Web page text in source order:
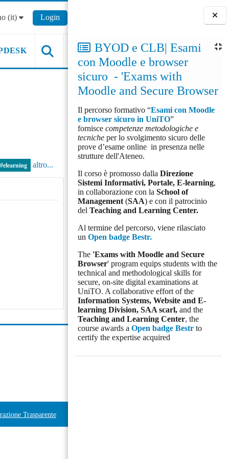
Blocchi
BYOD e CLB| Esami
con Moodle e browser
sicuro - 'Exams with
Moodle and Secure Browser
Il percorso formativo “Esami con Moodle
e browser sicuro in UniTO”
forniscecompetenze metodologiche e
tecniche per lo svolgimento sicuro delle
prove d’esame online in presenza nelle
strutture dell'Ateneo.
Il corso è promosso dallaDirezione
Sistemi Informativi, Portale, E-learning,
in collaborazione con laSchool of
Management (SAA) e con il patrocinio
delTeaching and Learning Center.
Al termine del percorso, viene rilasciato
unOpen badge Bestr.
The 'Exams with Moodle and Secure
Browser' program equips students with the
technical and methodological skills for
secure, on-site digital examinations at
UniTO. A collaborative effort of the
Information Systems, Website and E-
learning Division, SAA scarl,and the
Teaching and Learning Center, the
course awards aOpen badge Bestr to
certify the expertise acquired
‎(it)‎ Login
#elearning altro...
Trasparente